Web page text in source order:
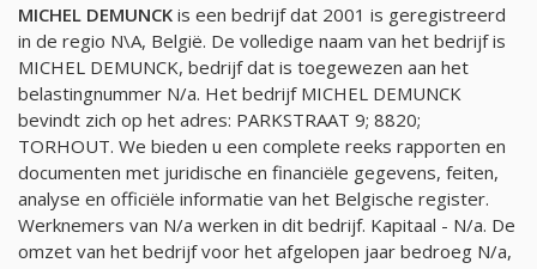
MICHEL DEMUNCK is een bedrijf dat 2001 is geregistreerd
in de regio N\A, België. De volledige naam van het bedrijf is
MICHEL DEMUNCK, bedrijf dat is toegewezen aan het
belastingnummer N/a. Het bedrijf MICHEL DEMUNCK
bevindt zich op het adres: PARKSTRAAT 9; 8820;
TORHOUT. We bieden u een complete reeks rapporten en
documenten met juridische en financiële gegevens, feiten,
analyse en officiële informatie van het Belgische register.
Werknemers van N/a werken in dit bedrijf. Kapitaal - N/a. De
omzet van het bedrijf voor het afgelopen jaar bedroeg N/a,